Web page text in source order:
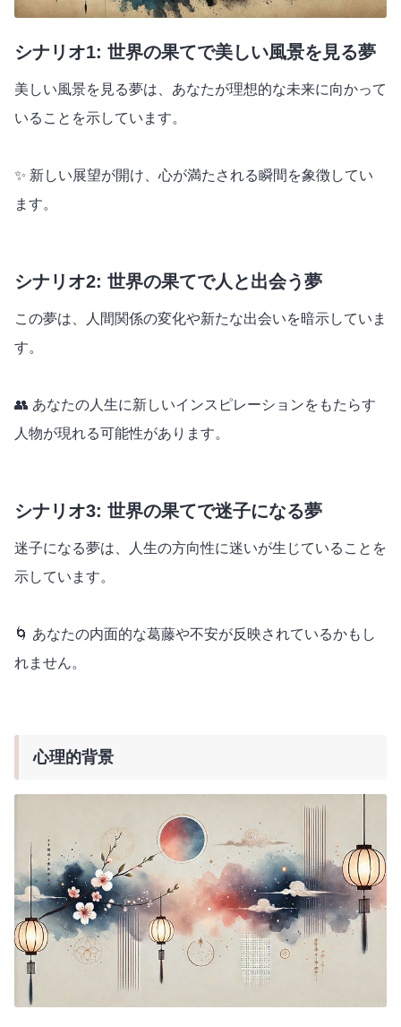
シナリオ1: 世界の果てで美しい風景を見る夢
美しい風景を見る夢は、あなたが理想的な未来に向かって
いることを示しています。
✨ 新しい展望が開け、心が満たされる瞬間を象徴してい
ます。
シナリオ2: 世界の果てで人と出会う夢
この夢は、人間関係の変化や新たな出会いを暗示していま
す。
👥 あなたの人生に新しいインスピレーションをもたらす
人物が現れる可能性があります。
シナリオ3: 世界の果てで迷子になる夢
迷子になる夢は、人生の方向性に迷いが生じていることを
示しています。
🌀 あなたの内面的な葛藤や不安が反映されているかもし
れません。
心理的背景